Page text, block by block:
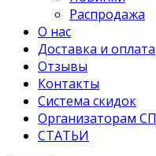
Распродажа
О нас
Доставка и оплата
Отзывы
Контакты
Система скидок
Организаторам СП
СТАТЬИ